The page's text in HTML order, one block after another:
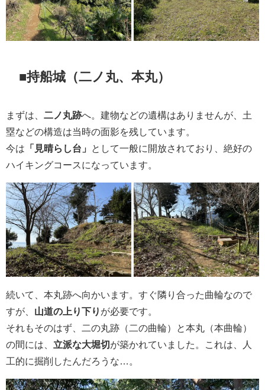
■持船城（二ノ丸、本丸）
まずは、 二ノ丸跡へ。建物などの遺構はありませんが、土
塁などの構造は当時の面影を残しています。
今は 「見晴らし台」
として一般に開放されており、絶好の
ハイキングコースになっています。
続いて、本丸跡へ向かいます。すぐ隣り合った曲輪なので
すが、 山道の上り下り が必要です。
それもそのはず、二の丸跡（二の曲輪）と本丸（本曲輪）
の間には、 立派な大堀切 が築かれていました。これは、人
工的に掘削したんだろうな…。